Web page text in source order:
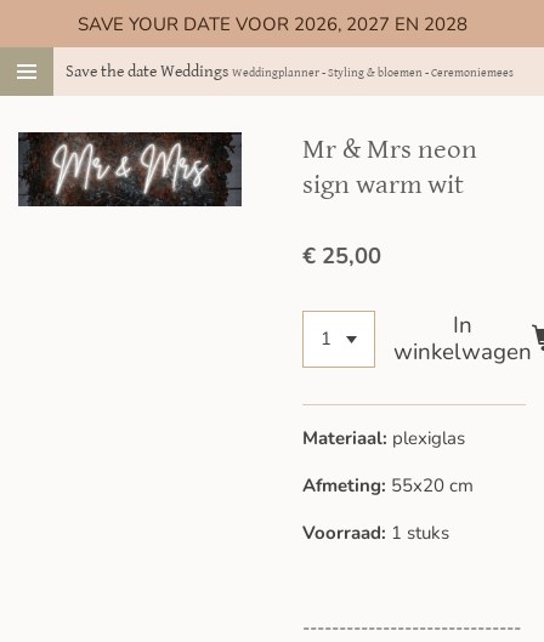
direct
naar
hoofdinhoud
Save the date Weddings Weddingplanner - Styling & bloemen - Ceremoniemeester
SAVE YOUR DATE VOOR 2026, 2027 EN 2028
Mr & Mrs neon
sign warm wit
€ 25,00
In
winkelwagen
Materiaal: plexiglas
Afmeting: 55x20 cm
Voorraad: 1 stuks
------------------------------